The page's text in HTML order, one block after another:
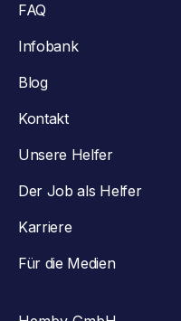
FAQ
Infobank
Blog
Kontakt
Unsere Helfer
Der Job als Helfer
Karriere
Für die Medien